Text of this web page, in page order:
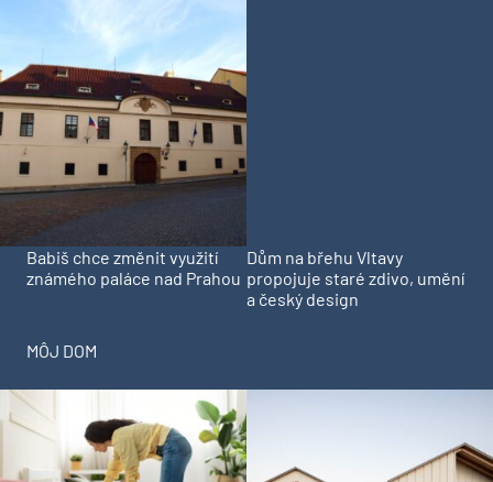
Babiš chce změnit využití
známého paláce nad Prahou
Dům na břehu Vltavy
propojuje staré zdivo, umění
a český design
MÔJ DOM